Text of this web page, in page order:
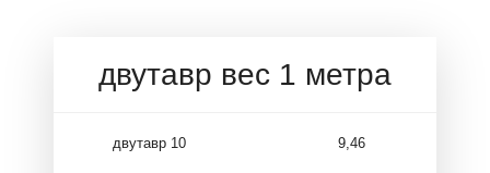
двутавр вес 1 метра
двутавр 10 9,46